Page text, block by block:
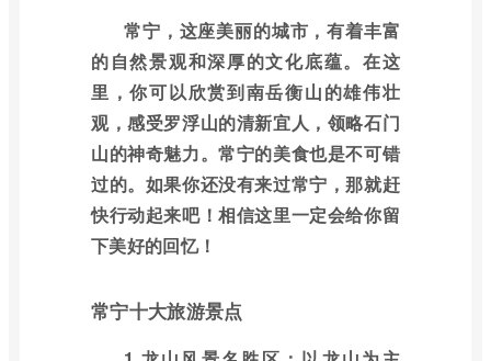
常宁，这座美丽的城市，有着丰富
的自然景观和深厚的文化底蕴。在这
里，你可以欣赏到南岳衡山的雄伟壮
观，感受罗浮山的清新宜人，领略石门
山的神奇魅力。常宁的美食也是不可错
过的。如果你还没有来过常宁，那就赶
快行动起来吧！相信这里一定会给你留
下美好的回忆！
常宁十大旅游景点